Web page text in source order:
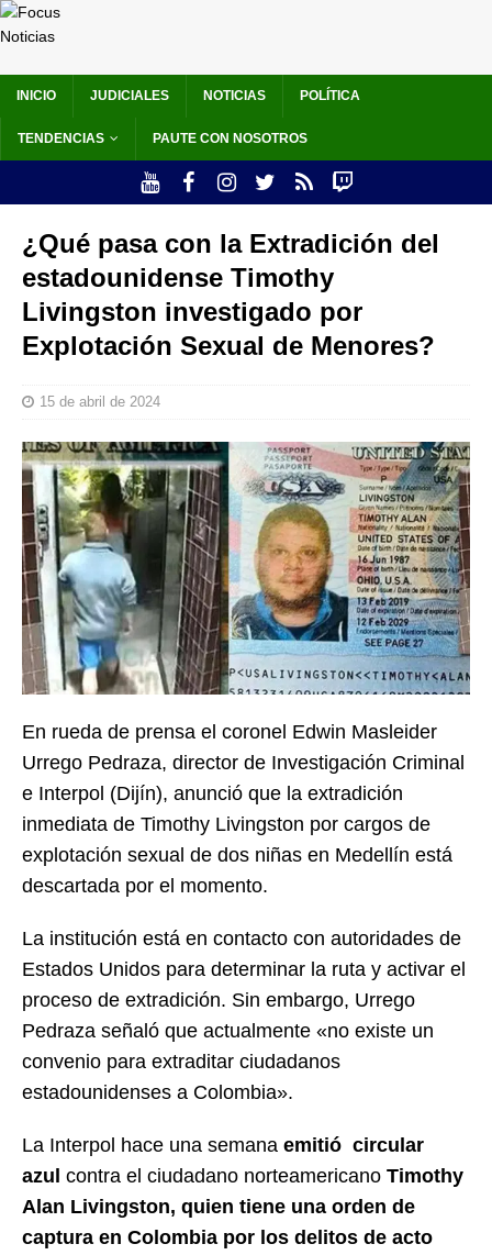
INICIO JUDICIALES NOTICIAS POLÍTICA
TENDENCIAS PAUTE CON NOSOTROS
¿Qué pasa con la Extradición del
estadounidense Timothy
Livingston investigado por
Explotación Sexual de Menores?
15 de abril de 2024
En rueda de prensa el coronel Edwin Masleider
Urrego Pedraza, director de Investigación Criminal
e Interpol (Dijín), anunció que la extradición
inmediata de Timothy Livingston por cargos de
explotación sexual de dos niñas en Medellín está
descartada por el momento.
La institución está en contacto con autoridades de
Estados Unidos para determinar la ruta y activar el
proceso de extradición. Sin embargo, Urrego
Pedraza señaló que actualmente «no existe un
convenio para extraditar ciudadanos
estadounidenses a Colombia».
La Interpol hace una semana emitió circular
azul contra el ciudadano norteamericano Timothy
Alan Livingston, quien tiene una orden de
captura en Colombia por los delitos de acto